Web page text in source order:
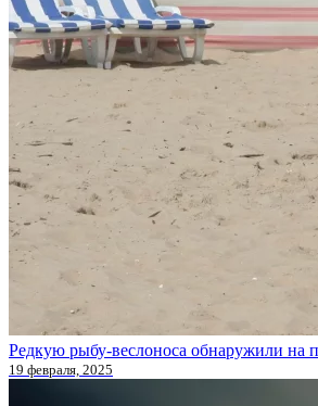
Редкую рыбу-веслоноса обнаружили на
19 февраля, 2025